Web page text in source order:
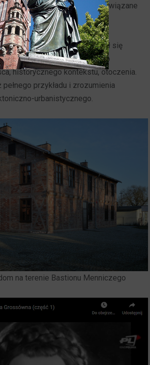
także oryginalne pamiątki związane
"ocalony", jednak znalazł się
w oderwaniu od swego
historycznego kontekstu, otoczenia.
przykładu i zrozumienia
urbanistycznego.
na terenie Bastionu Menniczego